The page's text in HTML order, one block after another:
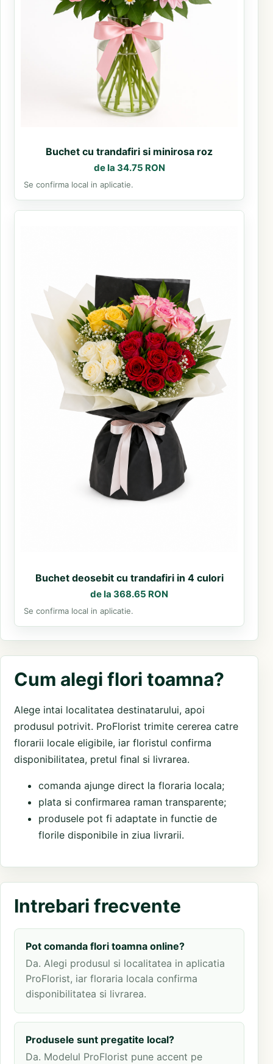
Buchet cu trandafiri si minirosa roz
de la 34.75 RON
Se confirma local in aplicatie.
Buchet deosebit cu trandafiri in 4 culori
de la 368.65 RON
Se confirma local in aplicatie.
Cum alegi flori toamna?
Alege intai localitatea destinatarului, apoi
produsul potrivit. ProFlorist trimite cererea catre
florarii locale eligibile, iar floristul confirma
disponibilitatea, pretul final si livrarea.
comanda ajunge direct la floraria locala;
plata si confirmarea raman transparente;
produsele pot fi adaptate in functie de
florile disponibile in ziua livrarii.
Intrebari frecvente
Pot comanda flori toamna online?
Da. Alegi produsul si localitatea in aplicatia
ProFlorist, iar floraria locala confirma
disponibilitatea si livrarea.
Produsele sunt pregatite local?
Da. Modelul ProFlorist pune accent pe